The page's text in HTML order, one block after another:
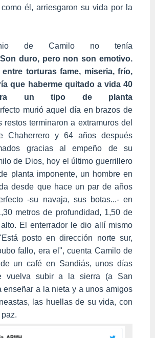
él, arriesgaron su vida por la
de Camilo no tenía
duro, pero non son emotivo.
entre torturas fame, miseria, frío,
que haberme quitado a vida 40
un tipo de planta
murió aquel día en brazos de
restos terminaron a extramuros del
Chaherrero y 64 años después
gracias al empeño de su
de Dios, hoy el último guerrillero
planta imponente, un hombre en
desde que hace un par de años
-su navaja, sus botas...- en
metros de profundidad, 1,50 de
El enterrador le dio allí mismo
posto en dirección norte sur,
fallo, era el", cuenta Camilo de
un café en Sandiás, unos días
vuelva subir a la sierra (a San
enseñar a la nieta y a unos amigos
las huellas de su vida, con
paz.